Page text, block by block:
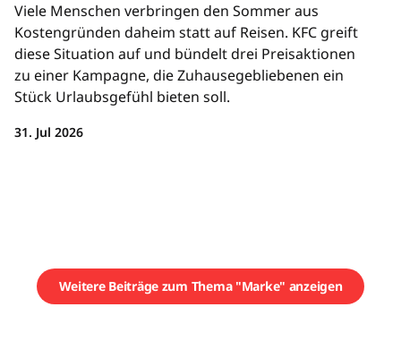
Viele Menschen verbringen den Sommer aus
Kostengründen daheim statt auf Reisen. KFC greift
diese Situation auf und bündelt drei Preisaktionen
zu einer Kampagne, die Zuhausegebliebenen ein
Stück Urlaubsgefühl bieten soll.
31. Jul 2026
Weitere Beiträge zum Thema "Marke" anzeigen